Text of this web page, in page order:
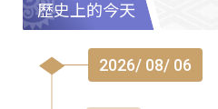
歷史上的今天
2026/ 08/ 06